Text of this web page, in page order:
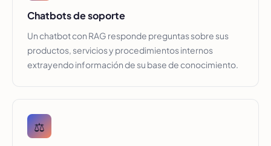
Chatbots de soporte
Un chatbot con RAG responde preguntas sobre sus
productos, servicios y procedimientos internos
extrayendo información de su base de conocimiento.
⚖️